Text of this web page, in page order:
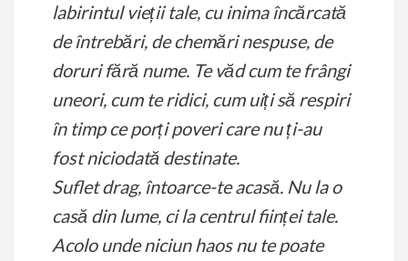
labirintul vieții tale, cu inima încărcată
de întrebări, de chemări nespuse, de
doruri fără nume. Te văd cum te frângi
uneori, cum te ridici, cum uiți să respiri
în timp ce porți poveri care nu ți-au
fost niciodată destinate.
Suflet drag, întoarce-te acasă. Nu la o
casă din lume, ci la centrul ființei tale.
Acolo unde niciun haos nu te poate